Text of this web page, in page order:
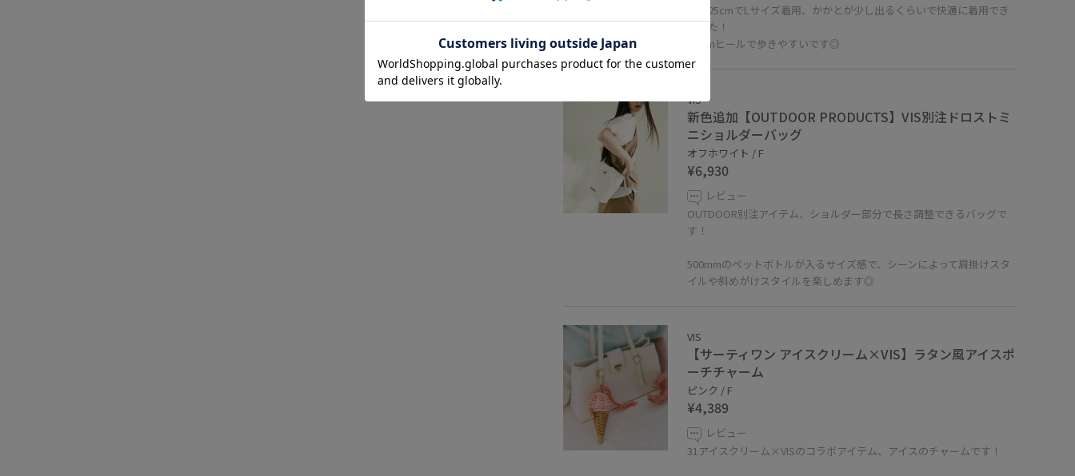
普段25cmでLサイズ着用、かかとが少し出るくらいで快適に着用でき
ました！
1.5cmヒールで歩きやすいです◎
VIS
新色追加【OUTDOOR PRODUCTS】VIS別注ドロストミ
ニショルダーバッグ
オフホワイト / F
¥6,930
レビュー
OUTDOOR別注アイテム、ショルダー部分で長さ調整できるバッグで
す！
500mmのペットボトルが入るサイズ感で、シーンによって肩掛けスタ
イルや斜めがけスタイルを楽しめます◎
VIS
【サーティワン アイスクリーム×VIS】ラタン風アイスポ
ーチチャーム
ピンク / F
¥4,389
レビュー
31アイスクリーム×VISのコラボアイテム、アイスのチャームです！